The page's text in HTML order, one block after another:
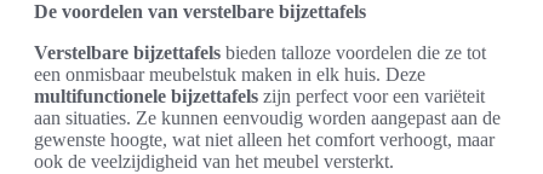
De voordelen van verstelbare bijzettafels
Verstelbare bijzettafels bieden talloze voordelen die ze tot
een onmisbaar meubelstuk maken in elk huis. Deze
multifunctionele bijzettafels zijn perfect voor een variëteit
aan situaties. Ze kunnen eenvoudig worden aangepast aan de
gewenste hoogte, wat niet alleen het comfort verhoogt, maar
ook de veelzijdigheid van het meubel versterkt.